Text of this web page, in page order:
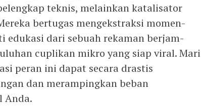
teknis, melainkan katalisator
bertugas mengekstraksi momen-
edukasi dari sebuah rekaman berjam-
cuplikan mikro yang siap viral. Mari
peran ini dapat secara drastis
dan merampingkan beban
Anda.